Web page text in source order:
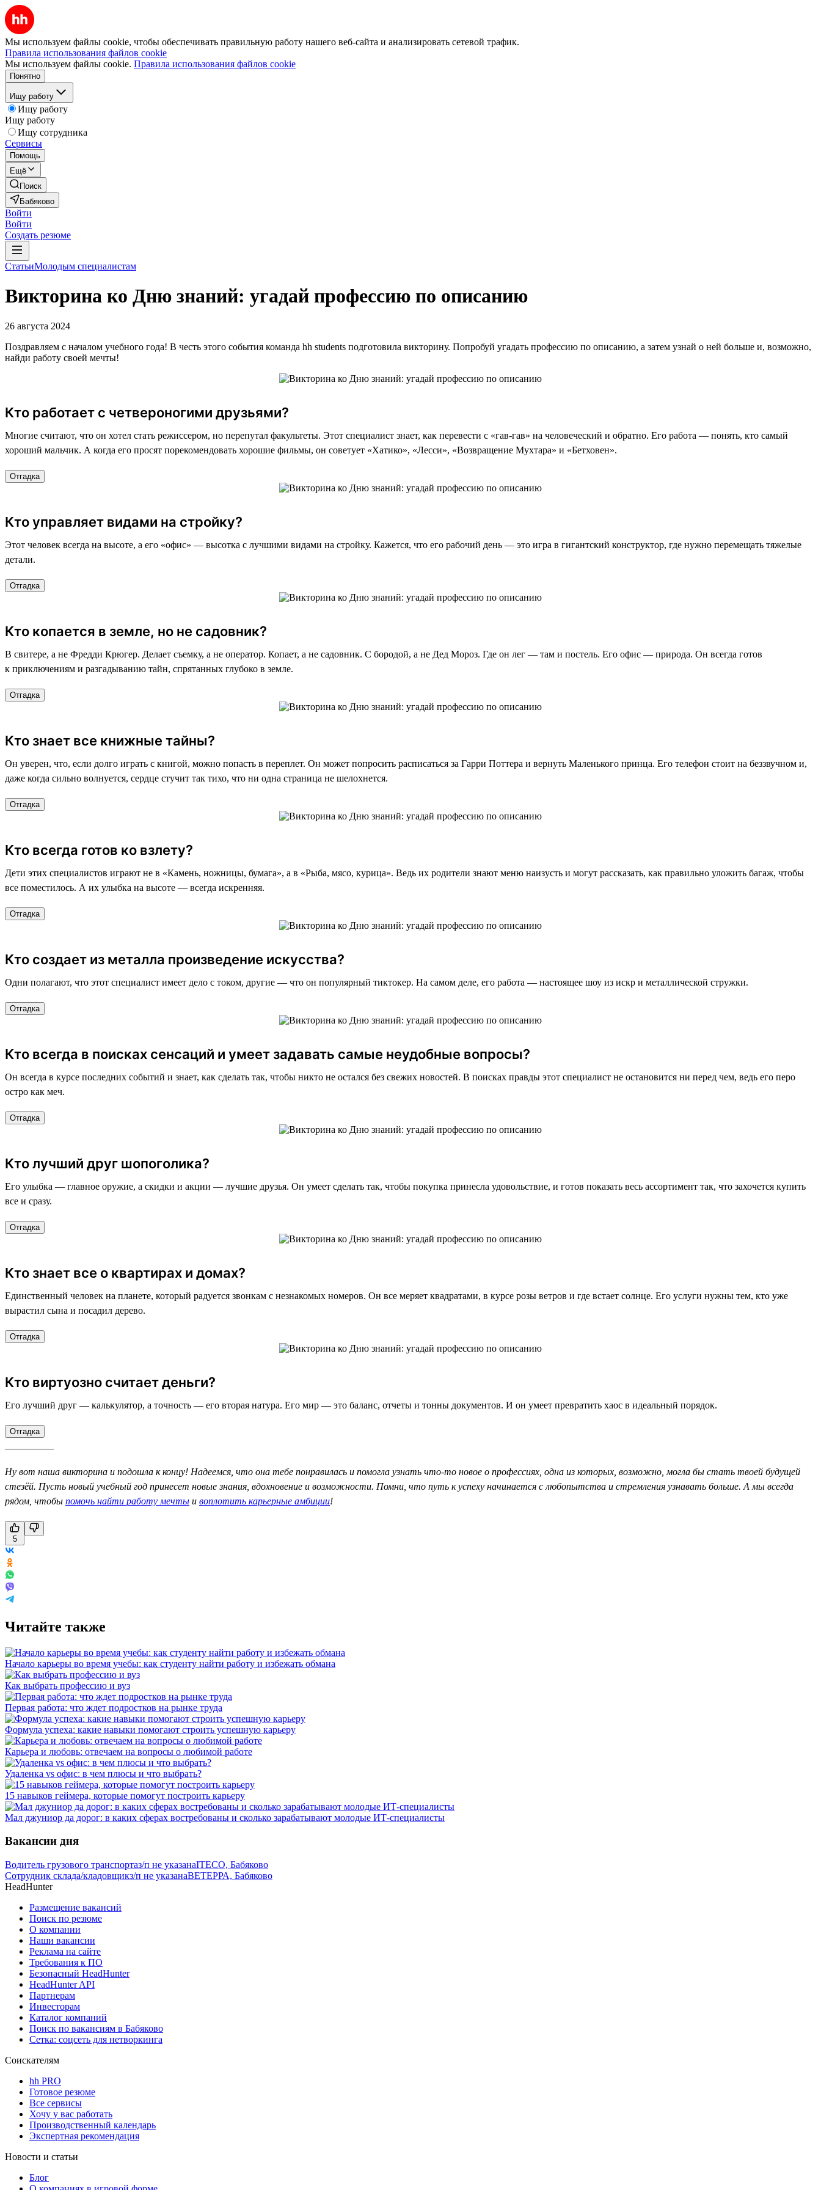
Мы используем файлы cookie, чтобы обеспечивать правильную работу нашего веб-сайта и анализировать сетевой трафик.
Правила использования файлов cookie
Мы используем файлы cookie. Правила использования файлов cookie
Понятно
Ищу работу
Ищу работу
Ищу работу
Ищу сотрудника
Сервисы
Помощь
Ещё
Поиск
Бабяково
Войти
Войти
Создать резюме
СтатьиМолодым специалистам
Викторина ко Дню знаний: угадай профессию по описанию
26 августа 2024
Поздравляем с началом учебного года! В честь этого события команда hh students подготовила викторину. Попробуй угадать профессию по описанию, а затем узнай о ней больше и, возможно,
найди работу своей мечты!
Кто работает с четвероногими друзьями?
Многие считают, что он хотел стать режиссером, но перепутал факультеты. Этот специалист знает, как перевести с «гав-гав» на человеческий и обратно. Его работа — понять, кто самый
хороший мальчик. А когда его просят порекомендовать хорошие фильмы, он советует «Хатико», «Лесси», «Возвращение Мухтара» и «Бетховен».
Отгадка
Кто управляет видами на стройку?
Этот человек всегда на высоте, а его «офис» — высотка с лучшими видами на стройку. Кажется, что его рабочий день — это игра в гигантский конструктор, где нужно перемещать тяжелые
детали.
Отгадка
Кто копается в земле, но не садовник?
В свитере, а не Фредди Крюгер. Делает съемку, а не оператор. Копает, а не садовник. С бородой, а не Дед Мороз. Где он лег — там и постель. Его офис — природа. Он всегда готов
к приключениям и разгадыванию тайн, спрятанных глубоко в земле.
Отгадка
Кто знает все книжные тайны?
Он уверен, что, если долго играть с книгой, можно попасть в переплет. Он может попросить расписаться за Гарри Поттера и вернуть Маленького принца. Его телефон стоит на беззвучном и,
даже когда сильно волнуется, сердце стучит так тихо, что ни одна страница не шелохнется.
Отгадка
Кто всегда готов ко взлету?
Дети этих специалистов играют не в «Камень, ножницы, бумага», а в «Рыба, мясо, курица». Ведь их родители знают меню наизусть и могут рассказать, как правильно уложить багаж, чтобы
все поместилось. А их улыбка на высоте — всегда искренняя.
Отгадка
Кто создает из металла произведение искусства?
Одни полагают, что этот специалист имеет дело с током, другие — что он популярный тиктокер. На самом деле, его работа — настоящее шоу из искр и металлической стружки.
Отгадка
Кто всегда в поисках сенсаций и умеет задавать самые неудобные вопросы?
Он всегда в курсе последних событий и знает, как сделать так, чтобы никто не остался без свежих новостей. В поисках правды этот специалист не остановится ни перед чем, ведь его перо
остро как меч.
Отгадка
Кто лучший друг шопоголика?
Его улыбка — главное оружие, а скидки и акции — лучшие друзья. Он умеет сделать так, чтобы покупка принесла удовольствие, и готов показать весь ассортимент так, что захочется купить
все и сразу.
Отгадка
Кто знает все о квартирах и домах?
Единственный человек на планете, который радуется звонкам с незнакомых номеров. Он все меряет квадратами, в курсе розы ветров и где встает солнце. Его услуги нужны тем, кто уже
вырастил сына и посадил дерево.
Отгадка
Кто виртуозно считает деньги?
Его лучший друг — калькулятор, а точность — его вторая натура. Его мир — это баланс, отчеты и тонны документов. И он умеет превратить хаос в идеальный порядок.
Отгадка
Ну вот наша викторина и подошла к концу! Надеемся, что она тебе понравилась и помогла узнать что-то новое о профессиях, одна из которых, возможно, могла бы стать твоей будущей
стезёй. Пусть новый учебный год принесет новые знания, вдохновение и возможности. Помни, что путь к успеху начинается с любопытства и стремления узнавать больше. А мы всегда
рядом, чтобы помочь найти работу мечты и воплотить карьерные амбиции!
5
Читайте также
Начало карьеры во время учебы: как студенту найти работу и избежать обмана
Как выбрать профессию и вуз
Первая работа: что ждет подростков на рынке труда
Формула успеха: какие навыки помогают строить успешную карьеру
Карьера и любовь: отвечаем на вопросы о любимой работе
Удаленка vs офис: в чем плюсы и что выбрать?
15 навыков геймера, которые помогут построить карьеру
Мал джуниор да дорог: в каких сферах востребованы и сколько зарабатывают молодые ИТ-специалисты
Вакансии дня
Водитель грузового транспортаз/п не указанаITECO, Бабяково
Сотрудник склада/кладовщикз/п не указанаВЕТЕРРА, Бабяково
HeadHunter
Размещение вакансий
Поиск по резюме
О компании
Наши вакансии
Реклама на сайте
Требования к ПО
Безопасный HeadHunter
HeadHunter API
Партнерам
Инвесторам
Каталог компаний
Поиск по вакансиям в Бабяково
Сетка: соцсеть для нетворкинга
Соискателям
hh PRO
Готовое резюме
Все сервисы
Хочу у вас работать
Производственный календарь
Экспертная рекомендация
Новости и статьи
Блог